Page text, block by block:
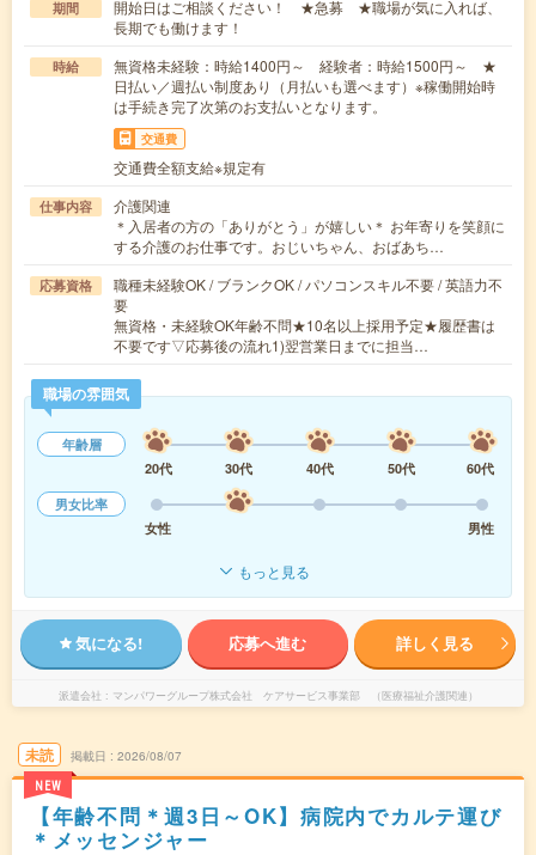
期間
開始日はご相談ください！ ★急募 ★職場が気に入れば、
長期でも働けます！
時給
無資格未経験：時給1400円～ 経験者：時給1500円～ ★
日払い／週払い制度あり（月払いも選べます）※稼働開始時
は手続き完了次第のお支払いとなります。
交通費
交通費全額支給※規定有
仕事内容
介護関連
＊入居者の方の「ありがとう」が嬉しい＊ お年寄りを笑顔に
する介護のお仕事です。おじいちゃん、おばあち…
応募資格
職種未経験OK / ブランクOK / パソコンスキル不要 / 英語力不
要
無資格・未経験OK年齢不問★10名以上採用予定★履歴書は
不要です▽応募後の流れ1)翌営業日までに担当…
職場の雰囲気
年齢層
20代
30代 40代 50代
60代
男女比率
女性
男性
もっと見る
気になる! 応募へ進む 詳しく見る
派遣会社 マンパワーグループ株式会社 ケアサービス事業部 （医療福祉介護関連）
未読
NEW
掲載日 2026/08/07
【年齢不問＊週3日～OK】病院内でカルテ運び
＊メッセンジャー